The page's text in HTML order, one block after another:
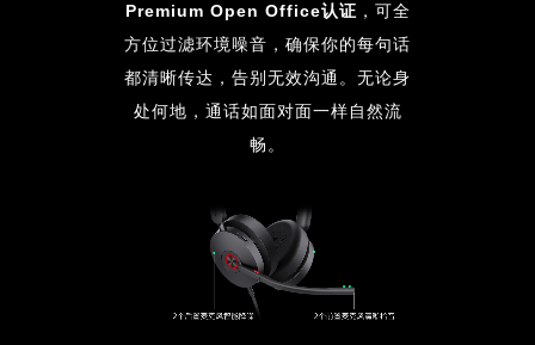
Premium Open Office认证 ，可全
方位过滤环境噪音，确保你的每句话
都清晰传达，告别无效沟通。无论身
处何地，通话如面对面一样自然流
畅。